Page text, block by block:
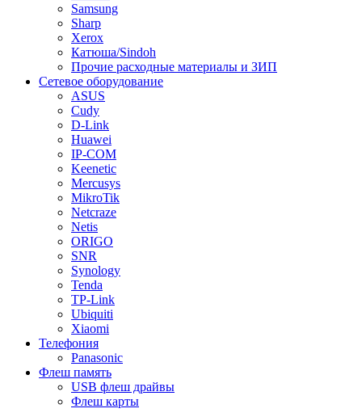
Samsung
Sharp
Xerox
Катюша/Sindoh
Прочие расходные материалы и ЗИП
Сетевое оборудование
ASUS
Cudy
D-Link
Huawei
IP-COM
Keenetic
Mercusys
MikroTik
Netcraze
Netis
ORIGO
SNR
Synology
Tenda
TP-Link
Ubiquiti
Xiaomi
Телефония
Panasonic
Флеш память
USB флеш драйвы
Флеш карты